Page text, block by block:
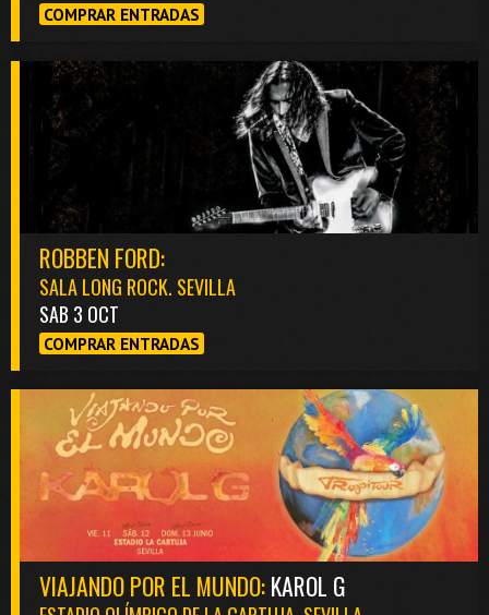
COMPRAR ENTRADAS
ROBBEN FORD:
SALA LONG ROCK. SEVILLA
SAB 3 OCT
COMPRAR ENTRADAS
VIAJANDO POR EL MUNDO:KAROL G